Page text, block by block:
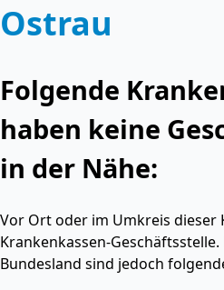
Ostrau
Folgende
haben keine
in der Nähe:
Vor Ort oder im Umkreis dieser
Krankenkassen-
Bundesland sind jedoch